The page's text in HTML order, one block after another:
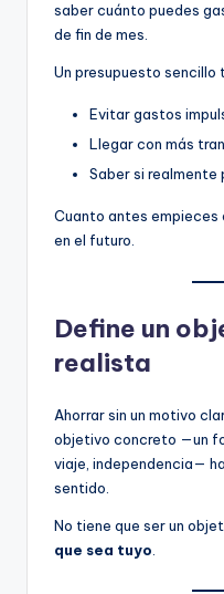
saber cuánto puedes
de fin de mes.
Un presupuesto sencillo
Evitar gastos
Llegar con más
Saber si
Cuanto antes empieces
en el futuro.
Define un
realista
Ahorrar sin un motivo
objetivo concreto —un
viaje, independencia—
sentido.
No tiene que ser un
que sea tuyo